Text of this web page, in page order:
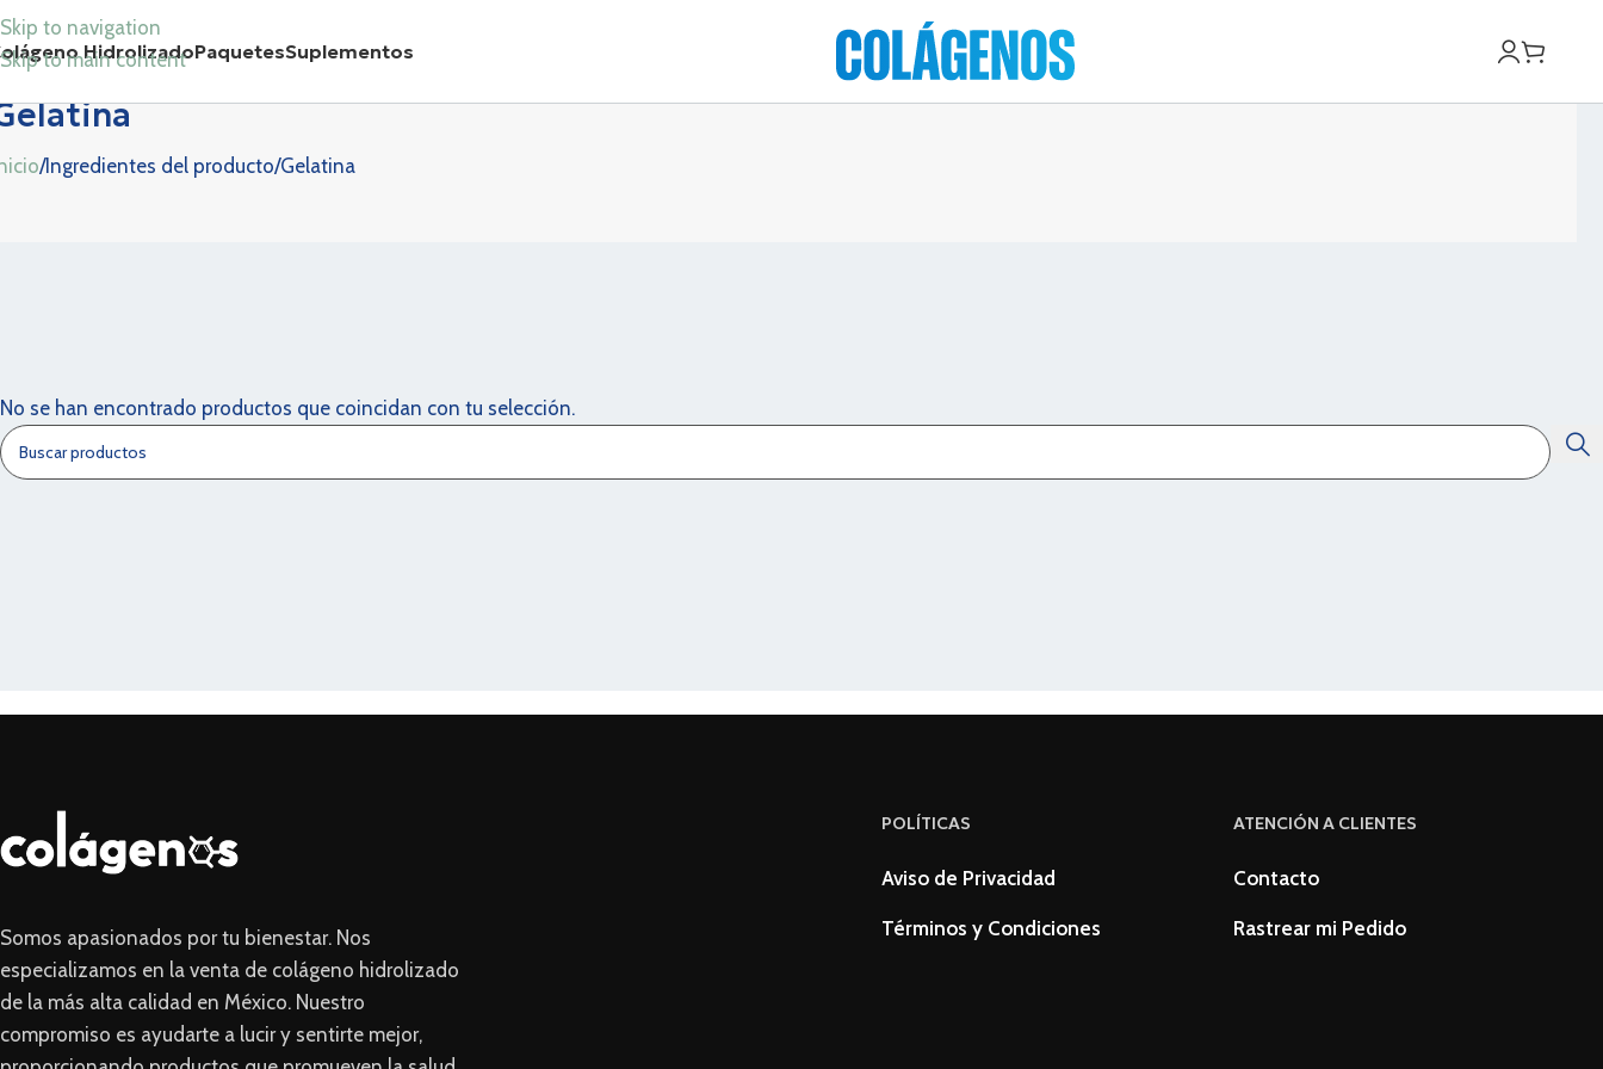
Skip to navigation
Skip to main content
HidrolizadoPaquetesSuplementos
Ingredientes del producto Gelatina
No se han encontrado productos que coincidan con tu selección.
Somos apasionados por tu bienestar. Nos
especializamos en la venta de colágeno hidrolizado
de la más alta calidad en México. Nuestro
compromiso es ayudarte a lucir y sentirte mejor,
POLÍTICAS
Aviso de Privacidad
Términos y Condiciones
ATENCIÓN A CLIENTES
Contacto
Rastrear mi Pedido